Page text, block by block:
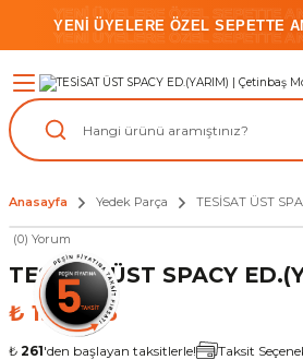
YENİ ÜYELERE ÖZEL SEPETTE
YENİ ÜYELERE ÖZEL SEPETTE
YENİ ÜYELERE ÖZEL SEPETTE
Anasayfa Yedek Parça TESİSAT ÜST
(0) Yorum
TESİSAT ÜST SPACY
₺ 1.918,36
₺ 261'den başlayan taksitlerle! Taksit